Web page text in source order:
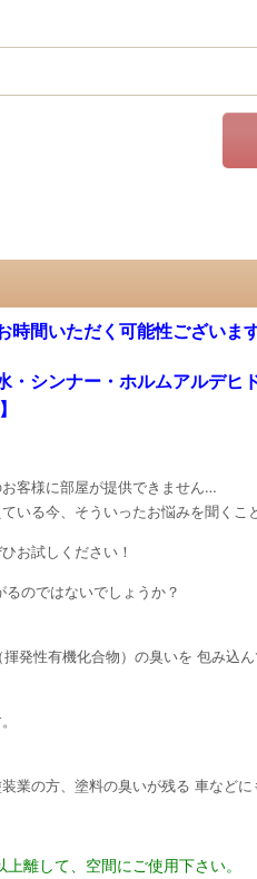
間いただく可能性ございます
・シンナー・ホルムアルデヒ
客様に部屋が提供できません…
いる今、そういったお悩みを聞くこ
お試しください！
のではないでしょうか？
発性有機化合物）の臭いを 包み込ん
業の方、塗料の臭いが残る 車などに
離して、空間にご使用下さい。